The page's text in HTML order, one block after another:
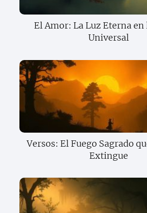
El Amor: La Luz Eterna en
Universal
Versos: El Fuego Sagrado
Extingue